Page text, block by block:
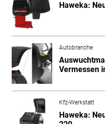
Haweka:
Autobranche
Vermessen
Kfz-Werkstatt
Haweka: